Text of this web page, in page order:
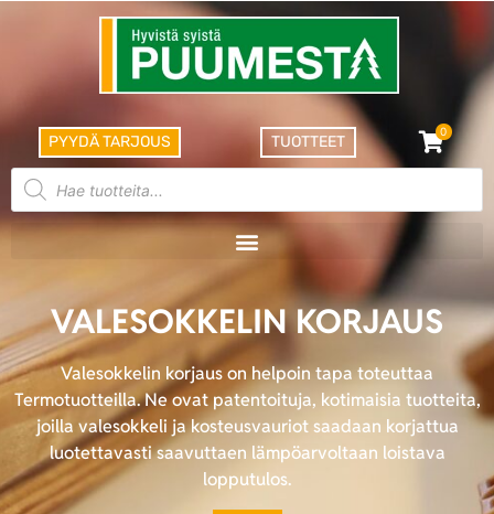
PYYDÄ TARJOUS TUOTTEET
0
VALESOKKELIN KORJAUS
Valesokkelin korjaus on helpoin tapa toteuttaa
Termotuotteilla. Ne ovat patentoituja, kotimaisia tuotteita,
joilla valesokkeli ja kosteusvauriot saadaan korjattua
luotettavasti saavuttaen lämpöarvoltaan loistava
lopputulos.